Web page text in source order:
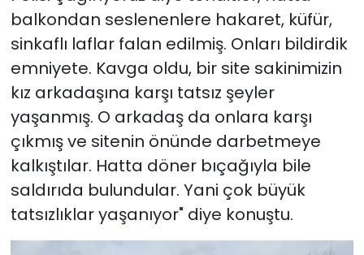
balkondan seslenenlere hakaret, küfür,
sinkaflı laflar falan edilmiş. Onları bildirdik
emniyete. Kavga oldu, bir site sakinimizin
kız arkadaşına karşı tatsız şeyler
yaşanmış. O arkadaş da onlara karşı
çıkmış ve sitenin önünde darbetmeye
kalkıştılar. Hatta döner bıçağıyla bile
saldırıda bulundular. Yani çok büyük
tatsızlıklar yaşanıyor" diye konuştu.